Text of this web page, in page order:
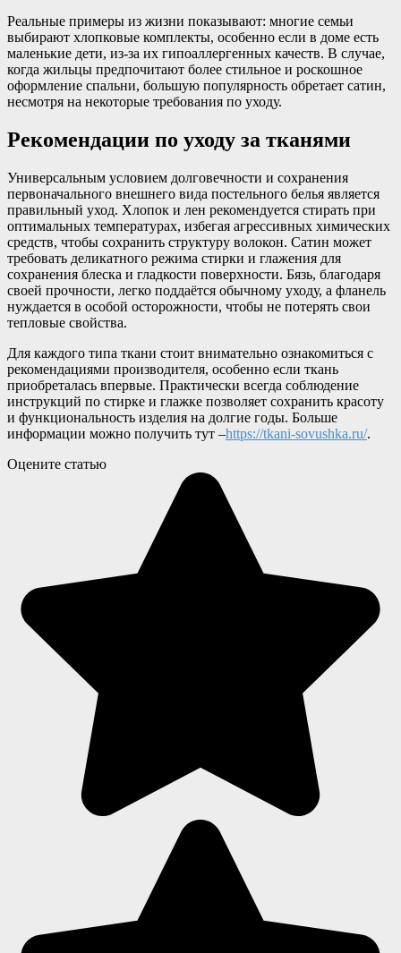
Реальные примеры из жизни показывают: многие семьи
выбирают хлопковые комплекты, особенно если в доме есть
маленькие дети, из-за их гипоаллергенных качеств. В случае,
когда жильцы предпочитают более стильное и роскошное
оформление спальни, большую популярность обретает сатин,
несмотря на некоторые требования по уходу.
Рекомендации по уходу за тканями
Универсальным условием долговечности и сохранения
первоначального внешнего вида постельного белья является
правильный уход. Хлопок и лен рекомендуется стирать при
оптимальных температурах, избегая агрессивных химических
средств, чтобы сохранить структуру волокон. Сатин может
требовать деликатного режима стирки и глажения для
сохранения блеска и гладкости поверхности. Бязь, благодаря
своей прочности, легко поддаётся обычному уходу, а фланель
нуждается в особой осторожности, чтобы не потерять свои
тепловые свойства.
Для каждого типа ткани стоит внимательно ознакомиться с
рекомендациями производителя, особенно если ткань
приобреталась впервые. Практически всегда соблюдение
инструкций по стирке и глажке позволяет сохранить красоту
и функциональность изделия на долгие годы. Больше
информации можно получить тут –https://tkani-sovushka.ru/.
Оцените статью